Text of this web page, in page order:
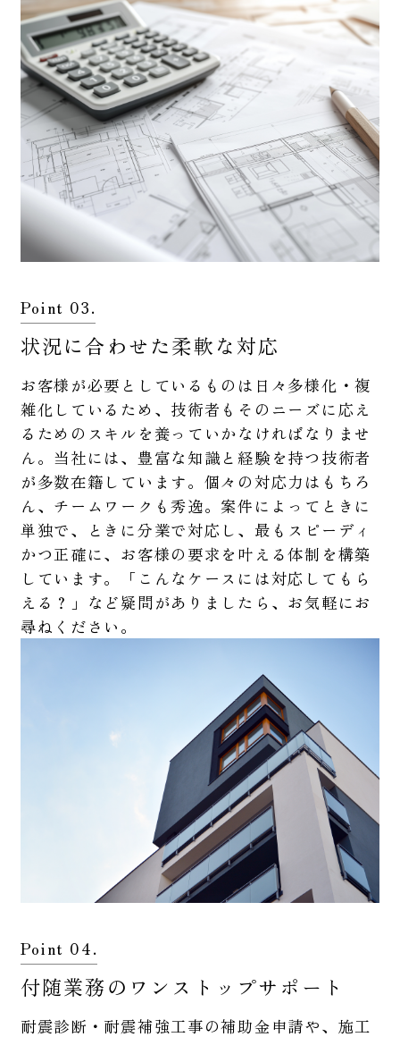
Point 03.
状況に合わせた柔軟な対応
お客様が必要としているものは日々多様化・複
雑化しているため、技術者もそのニーズに応え
るためのスキルを養っていかなければなりませ
ん。当社には、豊富な知識と経験を持つ技術者
が多数在籍しています。個々の対応力はもちろ
ん、チームワークも秀逸。案件によってときに
単独で、ときに分業で対応し、最もスピーディ
かつ正確に、お客様の要求を叶える体制を構築
しています。「こんなケースには対応してもら
える？」など疑問がありましたら、お気軽にお
尋ねください。
Point 04.
付随業務のワンストップサポート
耐震診断・耐震補強工事の補助金申請や、施工